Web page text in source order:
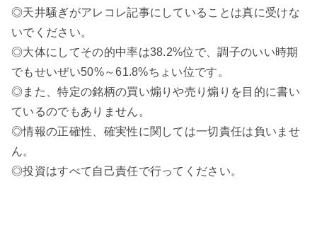
◎天井騒ぎがアレコレ記事にしていることは真に受けな
いでください。
◎大体にしてその的中率は38.2%位で、調子のいい時期
でもせいぜい50%～61.8%ちょい位です。
◎また、特定の銘柄の買い煽りや売り煽りを目的に書い
ているのでもありません。
◎情報の正確性、確実性に関しては一切責任は負いませ
ん。
◎投資はすべて自己責任で行ってください。